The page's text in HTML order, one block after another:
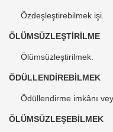
Özdeşleştirebilmek işi.
ÖLÜMSÜZLEŞTİRİLME
Ölümsüzleştirilmek.
ÖDÜLLENDİREBİLMEK
Ödüllendirme imkânı
ÖLÜMSÜZLEŞEBİLMEK